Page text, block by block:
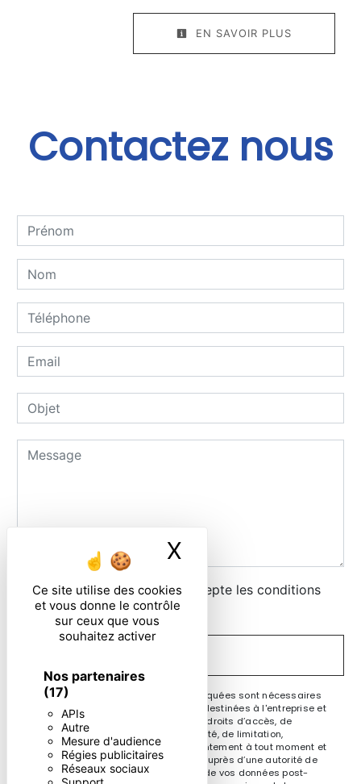
Ce site utilise des cookies
et vous donne le contrôle
sur ceux que vous
souhaitez activer
Nos partenaires
(17)
APIs
Autre
Mesure d'audience
Régies publicitaires
Réseaux sociaux
X
EN SAVOIR PLUS
Contactez nous
En cochant cette case, j'accepte les conditions
particulières ci-dessous **
** Les données personnelles communiquées sont nécessaires
aux fins de vous contacter. Elles sont destinées à l'entreprise et
ses sous-traitants. Vous disposez de droits d’accès, de
rectification, d’effacement, de portabilité, de limitation,
d’opposition, de retrait de votre consentement à tout moment et
du droit d’introduire une réclamation auprès d’une autorité de
contrôle, ainsi que d’organiser le sort de vos données post-